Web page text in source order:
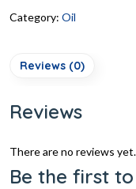
Category: Oil
Reviews (0)
Reviews
There are no reviews yet.
Be the first to